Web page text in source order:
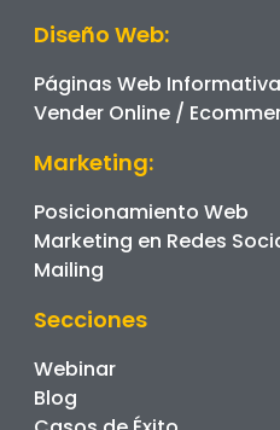
Diseño Web:
Páginas Web
Vender Online /
Marketing:
Posicionamiento Web
Marketing en Redes
Mailing
Secciones
Webinar
Blog